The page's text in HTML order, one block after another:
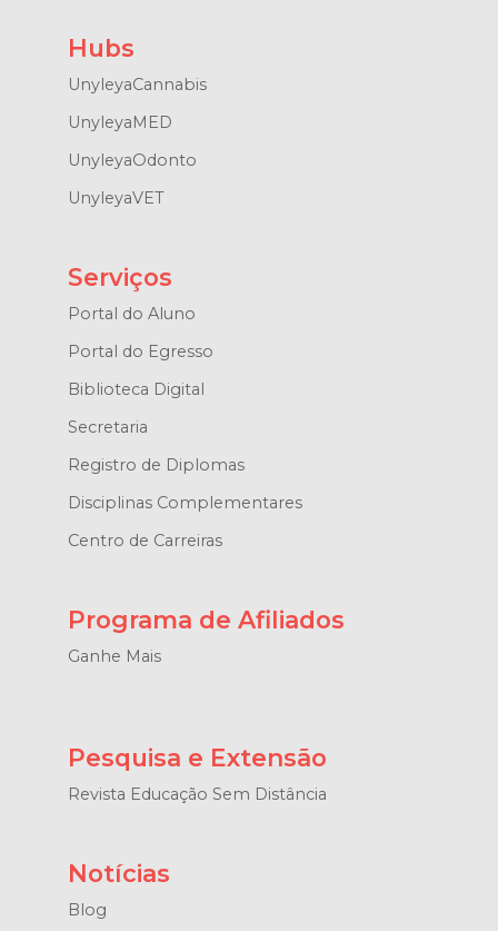
Hubs
UnyleyaCannabis
UnyleyaMED
UnyleyaOdonto
UnyleyaVET
Serviços
Portal do Aluno
Portal do Egresso
Biblioteca Digital
Secretaria
Registro de Diplomas
Disciplinas Complementares
Centro de Carreiras
Programa de Afiliados
Ganhe Mais
Pesquisa e Extensão
Revista Educação Sem Distância
Notícias
Blog